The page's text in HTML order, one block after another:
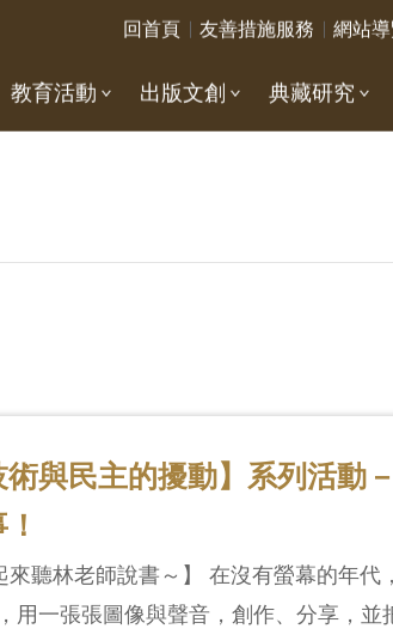
回首頁 友善措施服務 網站
教育活動 出版文創 典藏研究
術與民主的擾動】系列活動
來聽林老師說書～】 在沒有螢幕的年
用一張張圖像與聲音，創作、分享，並